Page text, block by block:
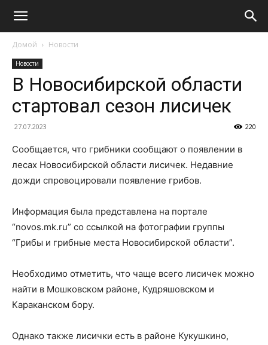
Домой Новости
Новости
В Новосибирской области
стартовал сезон лисичек
27.07.2023 220
Сообщается, что грибники сообщают о появлении в
лесах Новосибирской области лисичек. Недавние
дожди спровоцировали появление грибов.
Информация была представлена на портале
“novos.mk.ru” со ссылкой на фотографии группы
“Грибы и грибные места Новосибирской области”.
Необходимо отметить, что чаще всего лисичек можно
найти в Мошковском районе, Кудряшовском и
Караканском бору.
Однако также лисички есть в районе Кукушкино,